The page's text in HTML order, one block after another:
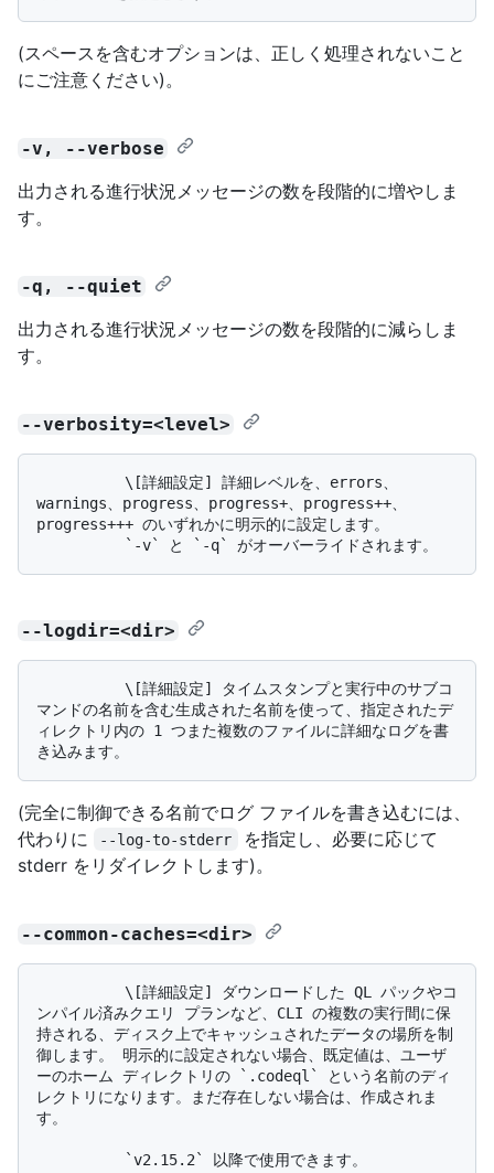
(スペースを含むオプションは、正しく処理されないこと
にご注意ください)。
-v, --verbose
出力される進行状況メッセージの数を段階的に増やしま
す。
-q, --quiet
出力される進行状況メッセージの数を段階的に減らしま
す。
--verbosity=<level>
warnings、progress、progress+、progress++、
progress+++ のいずれかに明示的に設定します。
--logdir=<dir>
マンドの名前を含む生成された名前を使って、指定されたデ
ィレクトリ内の 1 つまた複数のファイルに詳細なログを書
(完全に制御できる名前でログ ファイルを書き込むには、
代わりに
--log-to-stderr
を指定し、必要に応じて
stderr をリダイレクトします)。
--common-caches=<dir>
ンパイル済みクエリ プランなど、CLI の複数の実行間に保
持される、ディスク上でキャッシュされたデータの場所を制
御します。 明示的に設定されない場合、既定値は、ユーザ
ーのホーム ディレクトリの `.codeql` という名前のディ
レクトリになります。まだ存在しない場合は、作成されま
す。